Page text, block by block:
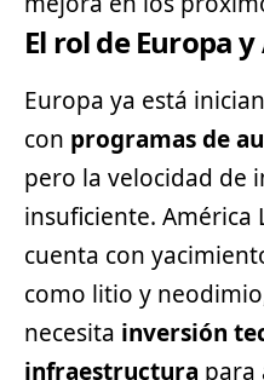
El rol de Europa
Europa ya está
con programas de
pero la velocidad de
insuficiente. América
cuenta con
como litio y
necesita inversión
infraestructura para